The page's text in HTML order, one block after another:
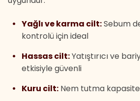
Yağlı ve karma cilt:Sebum
kontrolü için ideal
Hassas cilt:Yatıştırıcı ve
etkisiyle güvenli
Kuru cilt: Nem tutma